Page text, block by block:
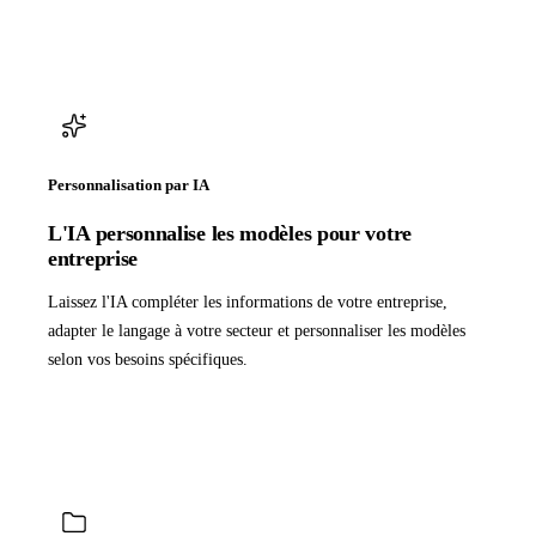
Personnalisation par IA
L'IA personnalise les modèles pour votre
entreprise
Laissez l'IA compléter les informations de votre entreprise,
adapter le langage à votre secteur et personnaliser les modèles
selon vos besoins spécifiques.